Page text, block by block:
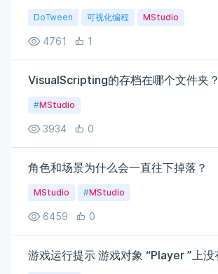
DoTween 可视化编程 MStudio
4761 1
VisualScripting的存档在哪个文件夹？
#MStudio
3934 0
角色和场景为什么会一直往下掉落？
MStudio #MStudio
6459 0